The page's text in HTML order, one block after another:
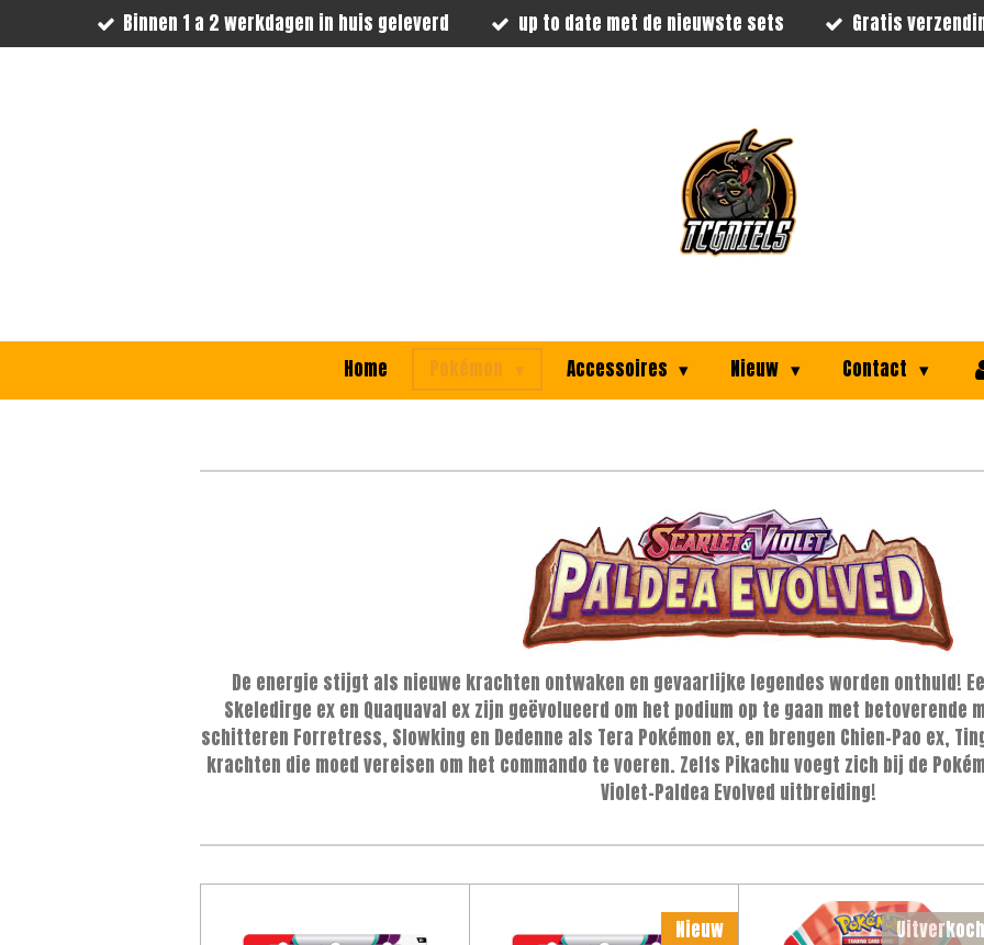
direct
Binnen 1 a 2 werkdagen in huis geleverd up to date met de nieuwste sets Gratis
Home Pokémon Accessoires Nieuw Contact
De energie stijgt als nieuwe krachten ontwaken en gevaarlijke legendes worden onthuld!
Skeledirge ex en Quaquaval ex zijn geëvolueerd om het podium op te gaan met betoverende
schitteren Forretress, Slowking en Dedenne als Tera Pokémon ex, en brengen Chien-Pao ex,
krachten die moed vereisen om het commando te voeren. Zelfs Pikachu voegt zich bij de
Violet-Paldea Evolved uitbreiding!
Nieuw